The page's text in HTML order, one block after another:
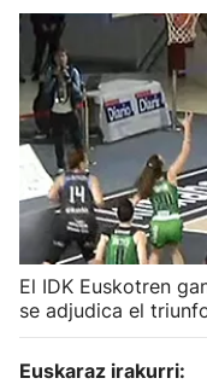
Ciclismo
Herri-kirolak
Balonmano
Kirolak 360
Atletismo
El IDK Euskotren
se adjudica el
Euskaraz irakurri: